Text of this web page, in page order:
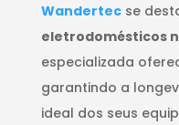
Wandertecse
eletrodomésticos
especializada
garantindo a
ideal dos seus